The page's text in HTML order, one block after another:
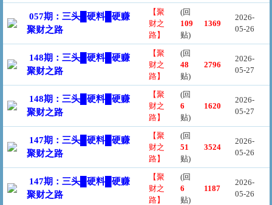
057期：三头█硬料█硬赚
聚财之路
【聚
财之
路】
(回
109
贴)
1369
2026-
05-26
148期：三头█硬料█硬赚
聚财之路
【聚
财之
路】
(回
48
贴)
2796
2026-
05-27
148期：三头█硬料█硬赚
聚财之路
【聚
财之
路】
(回
6
贴)
1620
2026-
05-27
147期：三头█硬料█硬赚
聚财之路
【聚
财之
路】
(回
51
贴)
3524
2026-
05-26
147期：三头█硬料█硬赚
聚财之路
【聚
财之
路】
(回
6
贴)
1187
2026-
05-26